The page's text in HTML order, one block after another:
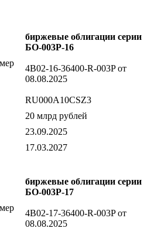
биржевые облигации серии
БО-003Р-16
4B02-16-36400-R-003P от
08.08.2025
RU000A10CSZ3
20 млрд рублей
23.09.2025
17.03.2027
биржевые облигации серии
БО-003Р-17
4B02-17-36400-R-003P от
08.08.2025